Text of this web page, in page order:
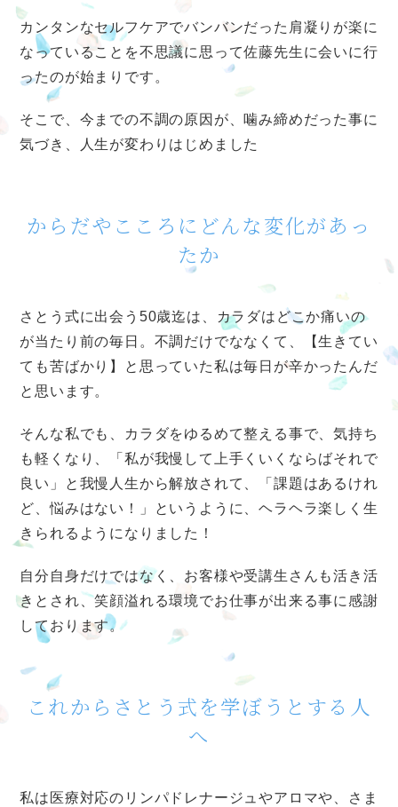
カンタンなセルフケアでバンバンだった肩凝りが楽に
なっていることを不思議に思って佐藤先生に会いに行
ったのが始まりです。
そこで、今までの不調の原因が、噛み締めだった事に
気づき、人生が変わりはじめました
からだやこころにどんな変化があっ
たか
さとう式に出会う50歳迄は、カラダはどこか痛いの
が当たり前の毎日。不調だけでななくて、【生きてい
ても苦ばかり】と思っていた私は毎日が辛かったんだ
と思います。
そんな私でも、カラダをゆるめて整える事で、気持ち
も軽くなり、「私が我慢して上手くいくならばそれで
良い」と我慢人生から解放されて、「課題はあるけれ
ど、悩みはない！」というように、ヘラヘラ楽しく生
きられるようになりました！
自分自身だけではなく、お客様や受講生さんも活き活
きとされ、笑顔溢れる環境でお仕事が出来る事に感謝
しております。
これからさとう式を学ぼうとする人
へ
私は医療対応のリンパドレナージュやアロマや、さま